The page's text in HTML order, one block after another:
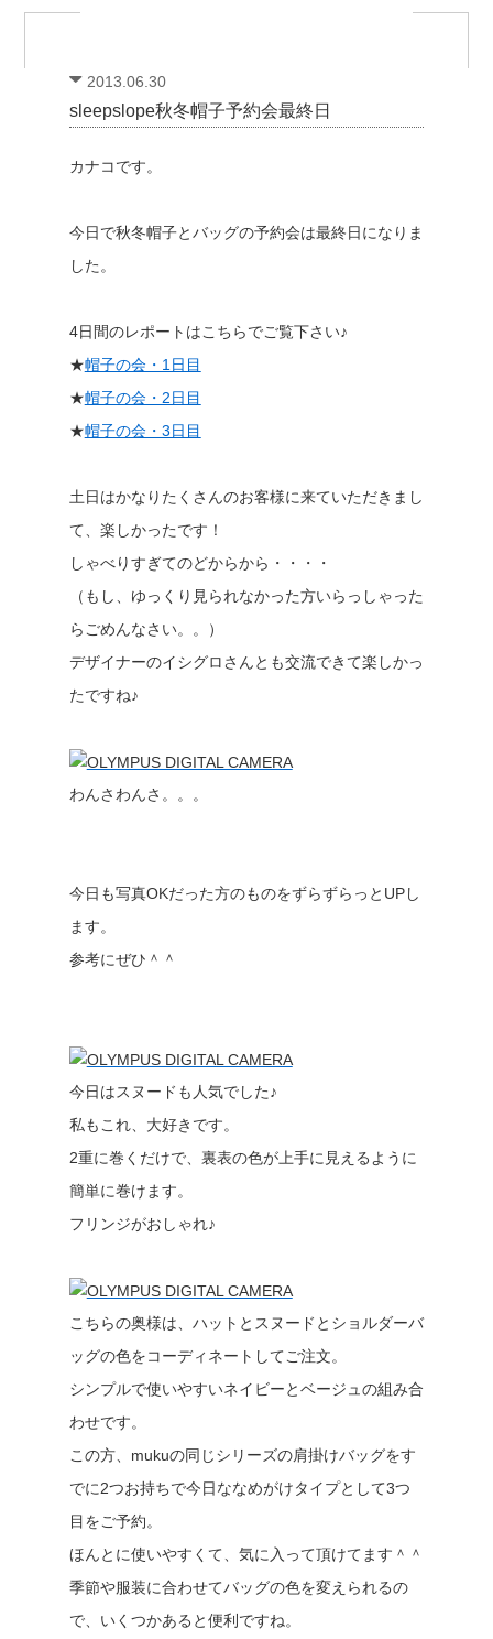
2013.06.30
sleepslope秋冬帽子予約会最終日
カナコです。
今日で秋冬帽子とバッグの予約会は最終日になりま
した。
4日間のレポートはこちらでご覧下さい♪
★帽子の会・1日目
★帽子の会・2日目
★帽子の会・3日目
土日はかなりたくさんのお客様に来ていただきまし
て、楽しかったです！
しゃべりすぎてのどからから・・・・
（もし、ゆっくり見られなかった方いらっしゃった
らごめんなさい。。）
デザイナーのイシグロさんとも交流できて楽しかっ
たですね♪
わんさわんさ。。。
今日も写真OKだった方のものをずらずらっとUPし
ます。
参考にぜひ＾＾
今日はスヌードも人気でした♪
私もこれ、大好きです。
2重に巻くだけで、裏表の色が上手に見えるように
簡単に巻けます。
フリンジがおしゃれ♪
こちらの奥様は、ハットとスヌードとショルダーバ
ッグの色をコーディネートしてご注文。
シンプルで使いやすいネイビーとベージュの組み合
わせです。
この方、mukuの同じシリーズの肩掛けバッグをす
でに2つお持ちで今日ななめがけタイプとして3つ
目をご予約。
ほんとに使いやすくて、気に入って頂けてます＾＾
季節や服装に合わせてバッグの色を変えられるの
で、いくつかあると便利ですね。